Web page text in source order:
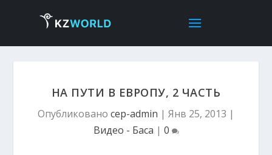
НА ПУТИ В ЕВРОПУ, 2 ЧАСТЬ
Опубликовано cep-admin | Янв 25, 2013 |
Видео - Басқа | 0